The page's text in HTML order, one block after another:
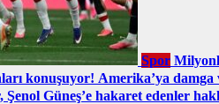
Spor
konuşuyor! Amerika’ya
Güneş’e hakaret edenler